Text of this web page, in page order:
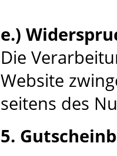
e.)
Die
Website
seitens des
5.